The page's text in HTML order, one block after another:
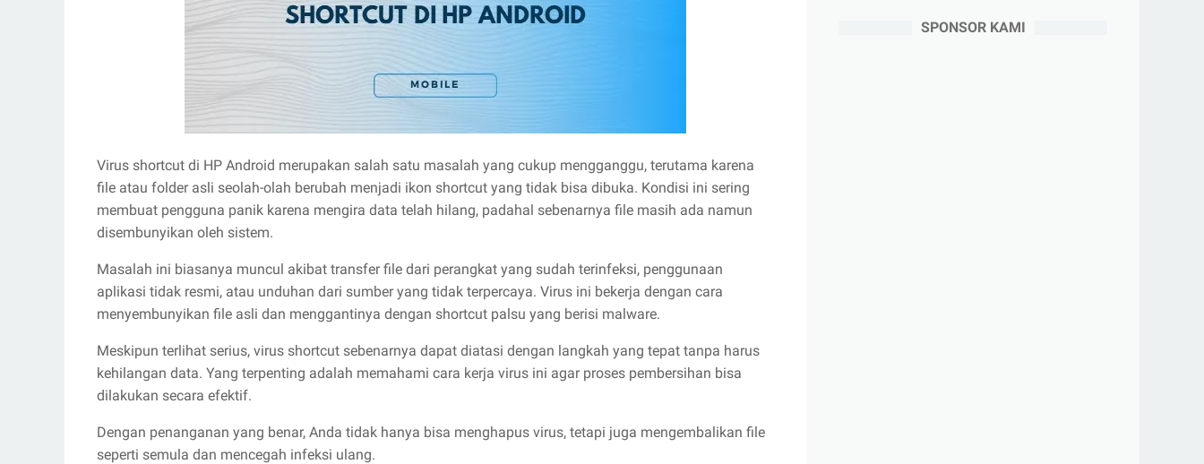
Virus shortcut di HP Android merupakan salah satu masalah yang cukup mengganggu, terutama karena
file atau folder asli seolah-olah berubah menjadi ikon shortcut yang tidak bisa dibuka. Kondisi ini sering
membuat pengguna panik karena mengira data telah hilang, padahal sebenarnya file masih ada namun
disembunyikan oleh sistem.
Masalah ini biasanya muncul akibat transfer file dari perangkat yang sudah terinfeksi, penggunaan
aplikasi tidak resmi, atau unduhan dari sumber yang tidak terpercaya. Virus ini bekerja dengan cara
menyembunyikan file asli dan menggantinya dengan shortcut palsu yang berisi malware.
Meskipun terlihat serius, virus shortcut sebenarnya dapat diatasi dengan langkah yang tepat tanpa harus
kehilangan data. Yang terpenting adalah memahami cara kerja virus ini agar proses pembersihan bisa
dilakukan secara efektif.
Dengan penanganan yang benar, Anda tidak hanya bisa menghapus virus, tetapi juga mengembalikan file
seperti semula dan mencegah infeksi ulang.
SPONSOR KAMI